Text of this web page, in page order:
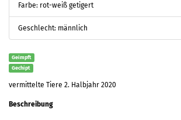
Farbe: rot-weiß getigert
Geschlecht: männlich
Geimpft
Gechipt
vermittelte Tiere 2. Halbjahr 2020
Beschreibung